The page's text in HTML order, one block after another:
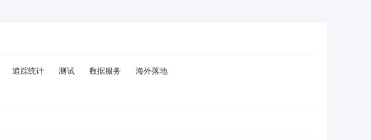
追踪统计 测试 数据服务 海外落地